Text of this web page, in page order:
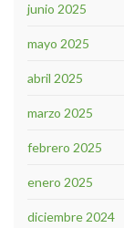
junio 2025
mayo 2025
abril 2025
marzo 2025
febrero 2025
enero 2025
diciembre 2024